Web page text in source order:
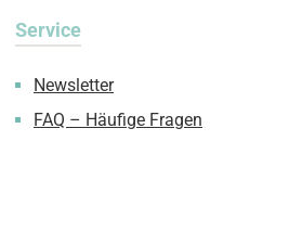
Service
Newsletter
FAQ – Häufige Fragen